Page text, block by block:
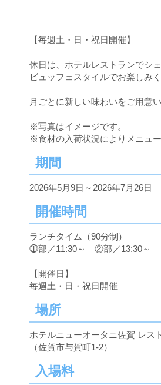
【毎週土・日・祝日開催】
休日は、ホテルレストランでシ
ビュッフェスタイルでお楽しみく
月ごとに新しい味わいをご用意い
※写真はイメージです。
※食材の入荷状況によりメニュ
期間
2026年5月9日～2026年7月26日
開催時間
ランチタイム（90分制）
⓵部／11:30～ ②部／13:30～
【開催日】
毎週土・日・祝日開催
場所
ホテルニューオータニ佐賀 レス
（佐賀市与賀町1-2）
入場料